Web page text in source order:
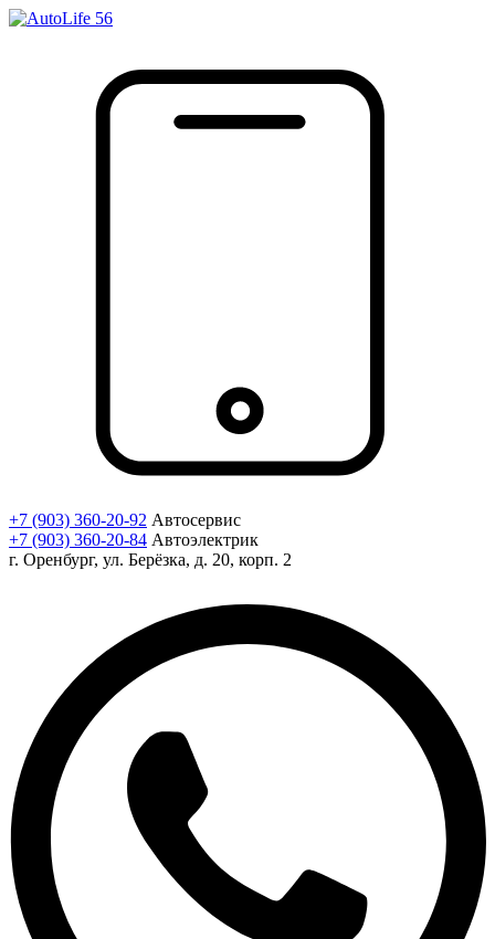
+7 (903) 360-20-92 Автосервис
+7 (903) 360-20-84 Автоэлектрик
г. Оренбург, ул. Берёзка, д. 20, корп. 2